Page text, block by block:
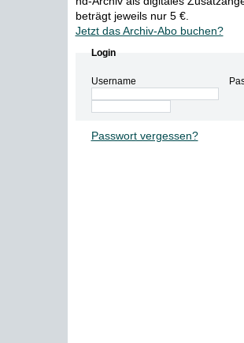
beträgt jeweils nur 5 €.
Jetzt das Archiv-Abo buchen?
Login
Username
Passwort vergessen?